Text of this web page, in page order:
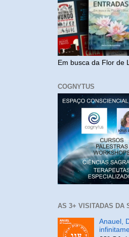
Em busca da Flor de
COGNYTUS
AS 3+ VISITADAS DA
Anauel,